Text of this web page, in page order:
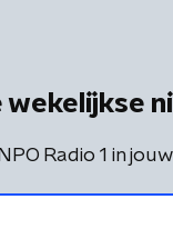
wekelijkse
Radio 1 in